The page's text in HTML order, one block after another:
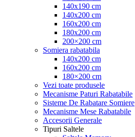
140x190 cm
140x200 cm
160x200 cm
180x200 cm
200×200 cm
Somiera rabatabila
140x200 cm
160x200 cm
180×200 cm
Vezi toate produsele
Mecanisme Paturi Rabatabile
Sisteme De Rabatare Somiere
Mecanisme Mese Rabatabile
Accesorii Generale
Tipuri Saltele